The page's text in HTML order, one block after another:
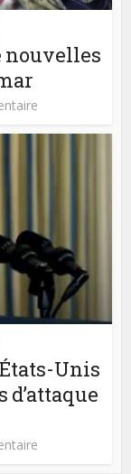
nouvelles
Unis